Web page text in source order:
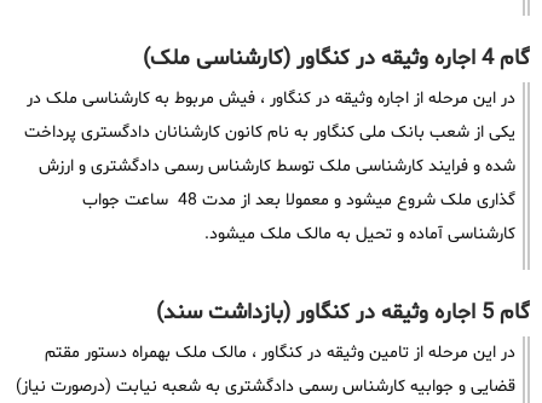
گام 4 اجاره وثیقه در کنگاور (کارشناسی ملک)
در این مرحله از اجاره وثیقه در کنگاور ، فیش مربوط به کارشناسی ملک در
یکی از شعب بانک ملی کنگاور به نام کانون کارشنانان دادگستری پرداخت
شده و فرایند کارشناسی ملک توسط کارشناس رسمی دادگشتری و ارزش
گذاری ملک شروع میشود و معمولا بعد از مدت 48 ساعت جواب
کارشناسی آماده و تحیل به مالک ملک میشود.
گام 5 اجاره وثیقه در کنگاور (بازداشت سند)
در این مرحله از تامین وثیقه در کنگاور ، مالک ملک بهمراه دستور مقتم
قضایی و جوابیه کارشناس رسمی دادگشتری به شعبه نیابت (درصورت نیاز)